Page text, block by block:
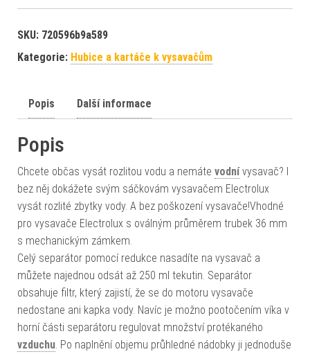
SKU: 720596b9a589
Kategorie: Hubice a kartáče k vysavačům
Popis Další informace
Popis
Chcete občas vysát rozlitou vodu a nemáte vodnívysavač? I
bez něj dokážete svým sáčkovám vysavačem Electrolux
vysát rozlité zbytky vody. A bez poškození vysavače!Vhodné
pro vysavače Electrolux s oválným průměrem trubek 36 mm
s mechanickým zámkem.
Celý separátor pomocí redukce nasadíte na vysavač a
můžete najednou odsát až 250 ml tekutin. Separátor
obsahuje filtr, který zajistí, že se do motoru vysavače
nedostane ani kapka vody. Navíc je možno pootočením víka v
horní části separátoru regulovat množství protékaného
vzduchu. Po naplnění objemu průhledné nádobky ji jednoduše